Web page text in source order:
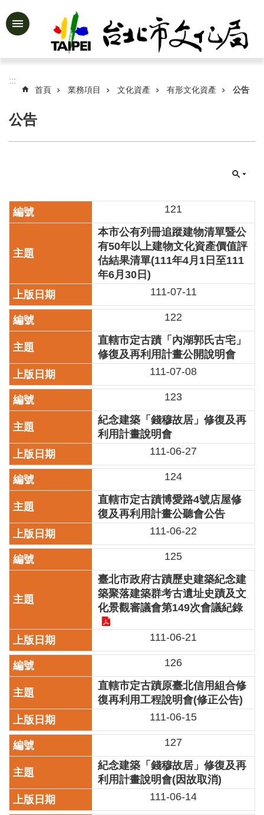
跳到主要內容區塊
進
告
識
文
項
目
臺
北
文
空
間
年
文
化
節
慶
廉
專
區
珍
化
源
補
助/
申
請
件
政
府
公
開
資
訊
:::
首頁 業務項目 文化資產 有形文化資產 公告
公告
121
本市公有列冊追蹤建物清單暨公
有50年以上建物文化資產價值評
估結果清單(111年4月1日至111
年6月30日)
111-07-11
122
直轄市定古蹟「內湖郭氏古宅」
修復及再利用計畫公開說明會
111-07-08
123
紀念建築「錢穆故居」修復及再
利用計畫說明會
111-06-27
124
直轄市定古蹟博愛路4號店屋修
復及再利用計畫公聽會公告
111-06-22
125
臺北市政府古蹟歷史建築紀念建
築聚落建築群考古遺址史蹟及文
化景觀審議會第149次會議紀錄
111-06-21
126
直轄市定古蹟原臺北信用組合修
復再利用工程說明會(修正公告)
111-06-15
127
紀念建築「錢穆故居」修復及再
利用計畫說明會(因故取消)
111-06-14